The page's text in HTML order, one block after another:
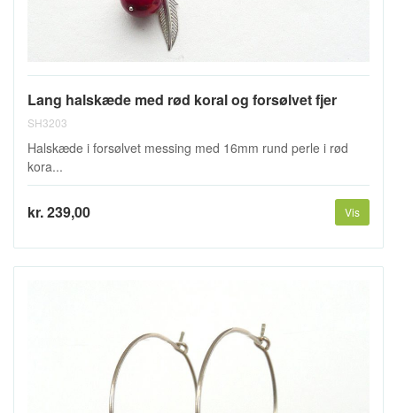
Lang halskæde med rød koral og forsølvet fjer
SH3203
Halskæde i forsølvet messing med 16mm rund perle i rød
kora...
kr. 239,00 Vis